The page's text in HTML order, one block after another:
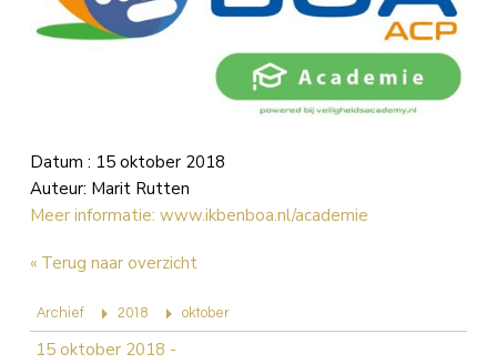
Datum : 15 oktober 2018
Auteur: Marit Rutten
Meer informatie: www.ikbenboa.nl/academie
« Terug naar overzicht
Archief 2018 oktober
15 oktober 2018 -